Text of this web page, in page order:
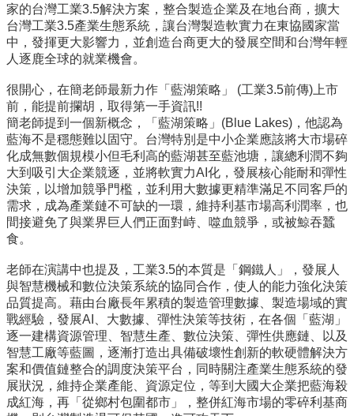
介
學
究
系
所
成
員
入
學
管
道
學
生
專
區
公
告
與
訊
家的台灣工業3.5解決方案，整合製造企業及在地台商，擴大
台灣工業3.5產業生態系統，讓台灣製造軟實力在東協國家當
中，發揮更大影響力，並創造台商更大的發展空間和台灣年輕
人逐鹿全球的就業機會。
很開心，在簡老師最新力作「藍湖策略」 (工業3.5前傳)上市
前，能提前攔胡，取得第一手資訊!!
簡老師提到一個新概念，「藍湖策略」(Blue Lakes)，他認為
藍海不是穩態難以固守。台灣特別是中小企業應該將大市場碎
化成無數個規模小但毛利高的藍湖甚至藍池塘，讓總利潤不夠
大到吸引大企業競逐，並將軟實力AI化，發展核心能耐和彈性
決策，以增加競爭門檻，並利用大數據更精準滿足不同客戶的
需求，成為產業鏈不可缺的一環，維持利基市場高利潤率，也
間接避免了與業界巨人們正面對峙、噬血競爭，或被鯨吞蠶
食。
老師在演講中也提及，工業3.5的本質是「鋼鐵人」，發展人
與智慧機械和數位決策系統的協同合作，使人的能力強化決策
品質提高。藉由台廠長年累積的製造管理數據、製造場域的實
戰經驗，發展AI、大數據、彈性決策等技術，在各個「藍湖」
逐一建構資源管理、智慧生產、數位決策、彈性供應鏈、以及
智慧工廠等藍圖，逐漸打造出具備破壞性創新的軟硬體解決方
案和價值鏈整合的調度決策平台，同時關注產業生態系統的發
展狀況，維持企業產能、資源定位，等到大國大企業把藍海殺
成紅海，再「從鄉村包圍都市」，整併紅海市場的零碎利基商